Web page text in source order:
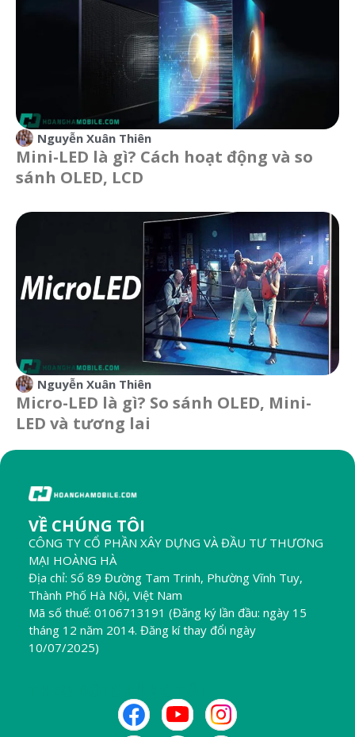
Nguyễn Xuân Thiên
Mini-LED là gì? Cách hoạt động và so
sánh OLED, LCD
Nguyễn Xuân Thiên
Micro-LED là gì? So sánh OLED, Mini-
LED và tương lai
VỀ CHÚNG TÔI
CÔNG TY CỔ PHẦN XÂY DỰNG VÀ ĐẦU TƯ THƯƠNG
MẠI HOÀNG HÀ
Địa chỉ: Số 89 Đường Tam Trinh, Phường Vĩnh Tuy,
Thành Phố Hà Nội, Việt Nam
Mã số thuế: 0106713191 (Đăng ký lần đầu: ngày 15
tháng 12 năm 2014. Đăng kí thay đổi ngày
10/07/2025)